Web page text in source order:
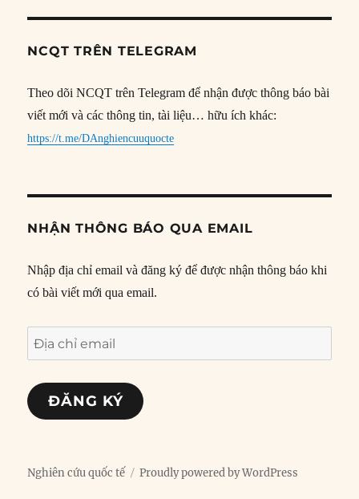
NCQT TRÊN TELEGRAM
Theo dõi NCQT trên Telegram để nhận được thông báo bài
viết mới và các thông tin, tài liệu… hữu ích khác:
https://t.me/DAnghiencuuquocte
NHẬN THÔNG BÁO QUA EMAIL
Nhập địa chỉ email và đăng ký để được nhận thông báo khi
có bài viết mới qua email.
Địa
chỉ
email
ĐĂNG KÝ
Nghiên cứu quốc tế Proudly powered by WordPress